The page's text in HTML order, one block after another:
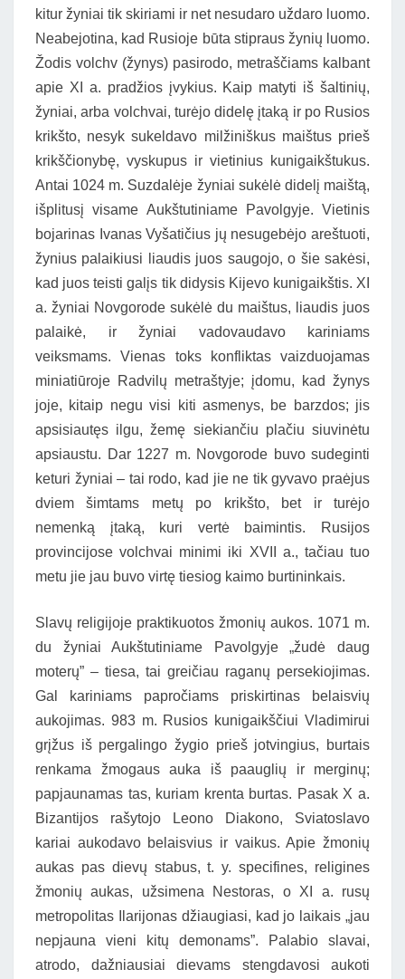
kitur žyniai tik skiriami ir net nesudaro uždaro luomo.
Neabejotina, kad Rusioje būta stipraus žynių luomo.
Žodis volchv (žynys) pasirodo, metraščiams kalbant
apie XI a. pradžios įvykius. Kaip matyti iš šaltinių,
žyniai, arba volchvai, turėjo didelę įtaką ir po Rusios
krikšto, nesyk sukeldavo milžiniškus maištus prieš
krikščionybę, vyskupus ir vietinius kunigaikštukus.
Antai 1024 m. Suzdalėje žyniai sukėlė didelį maištą,
išplitusį visame Aukštutiniame Pavolgyje. Vietinis
bojarinas Ivanas Vyšatičius jų nesugebėjo areštuoti,
žynius palaikiusi liaudis juos saugojo, o šie sakėsi,
kad juos teisti galįs tik didysis Kijevo kunigaikštis. XI
a. žyniai Novgorode sukėlė du maištus, liaudis juos
palaikė, ir žyniai vadovaudavo kariniams
veiksmams. Vienas toks konfliktas vaizduojamas
miniatiūroje Radvilų metraštyje; įdomu, kad žynys
joje, kitaip negu visi kiti asmenys, be barzdos; jis
apsisiautęs ilgu, žemę siekiančiu plačiu siuvinėtu
apsiaustu. Dar 1227 m. Novgorode buvo sudeginti
keturi žyniai – tai rodo, kad jie ne tik gyvavo praėjus
dviem šimtams metų po krikšto, bet ir turėjo
nemenką įtaką, kuri vertė baimintis. Rusijos
provincijose volchvai minimi iki XVII a., tačiau tuo
metu jie jau buvo virtę tiesiog kaimo burtininkais.
Slavų religijoje praktikuotos žmonių aukos. 1071 m.
du žyniai Aukštutiniame Pavolgyje „žudė daug
moterų” – tiesa, tai greičiau raganų persekiojimas.
Gal kariniams papročiams priskirtinas belaisvių
aukojimas. 983 m. Rusios kunigaikščiui Vladimirui
grįžus iš pergalingo žygio prieš jotvingius, burtais
renkama žmogaus auka iš paauglių ir merginų;
papjaunamas tas, kuriam krenta burtas. Pasak X a.
Bizantijos rašytojo Leono Diakono, Sviatoslavo
kariai aukodavo belaisvius ir vaikus. Apie žmonių
aukas pas dievų stabus, t. y. specifines, religines
žmonių aukas, užsimena Nestoras, o XI a. rusų
metropolitas Ilarijonas džiaugiasi, kad jo laikais „jau
nepjauna vieni kitų demonams”. Palabio slavai,
atrodo, dažniausiai dievams stengdavosi aukoti